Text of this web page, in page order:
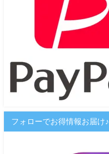
フォローでお得情報お届け♪